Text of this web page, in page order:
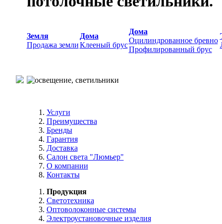
Земля
Продажа земли
Дома
Клееный брус
Дома
Оцилиндрованное бревно
Профилированный брус
Услуги
Преимущества
Бренды
Гарантия
Доставка
Салон света "Люмьер"
О компании
Контакты
Продукция
Светотехника
Оптоволоконные системы
Электроустановочные изделия